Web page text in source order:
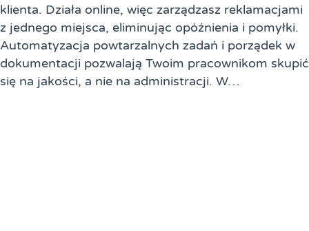
klienta. Działa online, więc zarządzasz reklamacjami
z jednego miejsca, eliminując opóźnienia i pomyłki.
Automatyzacja powtarzalnych zadań i porządek w
dokumentacji pozwalają Twoim pracownikom skupić
się na jakości, a nie na administracji. W…